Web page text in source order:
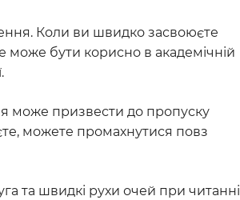
Коли ви швидко засвоюєте
може бути корисно в академічній
може призвести до пропуску
можете промахнутися повз
та швидкі рухи очей при читанні